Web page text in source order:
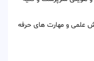
علمی و مهارت های حرفه